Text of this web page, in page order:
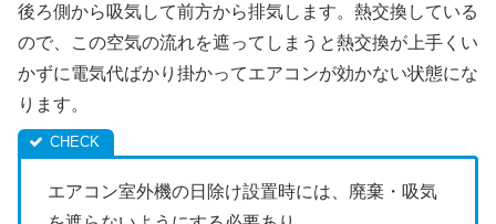
後ろ側から吸気して前方から排気します。熱交換している
ので、この空気の流れを遮ってしまうと熱交換が上手くい
かずに電気代ばかり掛かってエアコンが効かない状態にな
ります。
エアコン室外機の日除け設置時には、廃棄・吸気